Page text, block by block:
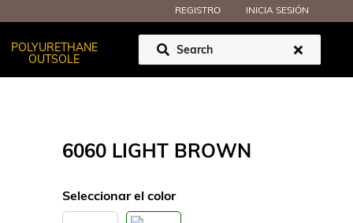
REGISTRO INICIA SESIÓN
POLYURETHANE
OUTSOLE
6060 LIGHT BROWN
Seleccionar el color
Nombre del atributo
Valor de atributo